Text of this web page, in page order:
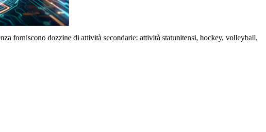
forniscono dozzine di attività secondarie: attività statunitensi, hockey, volleyball,